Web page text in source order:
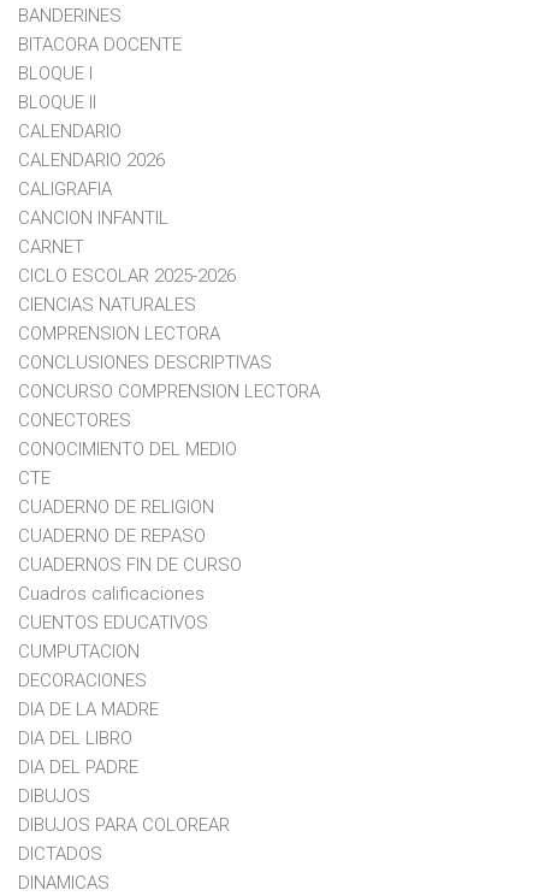
BANDERINES
BITACORA DOCENTE
BLOQUE I
BLOQUE II
CALENDARIO
CALENDARIO 2026
CALIGRAFIA
CANCION INFANTIL
CARNET
CICLO ESCOLAR 2025-2026
CIENCIAS NATURALES
COMPRENSION LECTORA
CONCLUSIONES DESCRIPTIVAS
CONCURSO COMPRENSION LECTORA
CONECTORES
CONOCIMIENTO DEL MEDIO
CTE
CUADERNO DE RELIGION
CUADERNO DE REPASO
CUADERNOS FIN DE CURSO
Cuadros calificaciones
CUENTOS EDUCATIVOS
CUMPUTACION
DECORACIONES
DIA DE LA MADRE
DIA DEL LIBRO
DIA DEL PADRE
DIBUJOS
DIBUJOS PARA COLOREAR
DICTADOS
DINAMICAS